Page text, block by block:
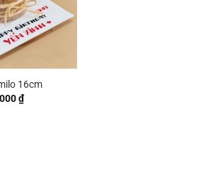
16cm
₫